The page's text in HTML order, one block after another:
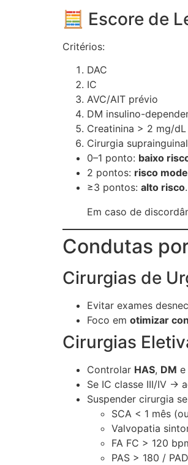
🧮 Escore de
Critérios:
DAC
IC
AVC/AIT prévio
DM insulino-
Creatinina > 2 mg/dL
Cirurgia
0–1 ponto: baixo
2 pontos: risco
≥3 pontos: alto risco.
Em caso de
Condutas
Cirurgias de
Evitar exames
Foco em otimizar
Cirurgias
Controlar HAS, DM e
Se IC classe III/IV →
Suspender cirurgia
SCA < 1 mês
Valvopatia
FA FC > 120
PAS > 180 /